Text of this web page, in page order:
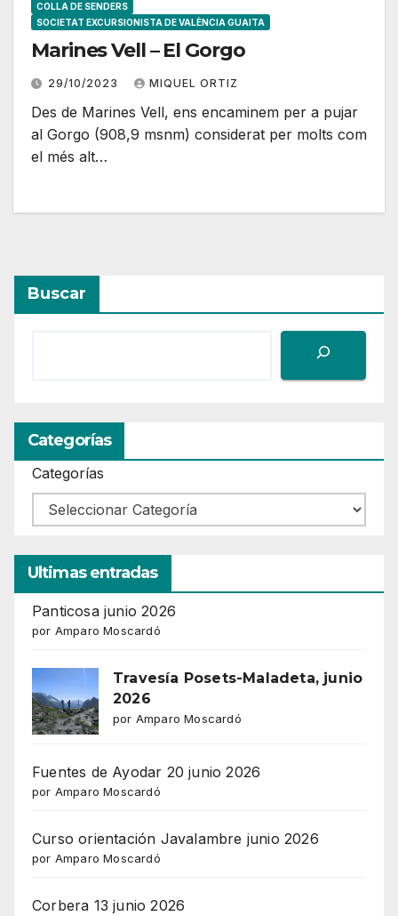
COLLA DE SENDERS
SOCIETAT EXCURSIONISTA DE VALÈNCIA GUAITA
Marines Vell – El Gorgo
29/10/2023 MIQUEL ORTIZ
Des de Marines Vell, ens encaminem per a pujar
al Gorgo (908,9 msnm) considerat per molts com
el més alt…
Buscar
Categorías
Categorías
Ultimas entradas
Panticosa junio 2026
por Amparo Moscardó
Travesía Posets-Maladeta, junio
2026
por Amparo Moscardó
Fuentes de Ayodar 20 junio 2026
por Amparo Moscardó
Curso orientación Javalambre junio 2026
por Amparo Moscardó
Corbera 13 junio 2026